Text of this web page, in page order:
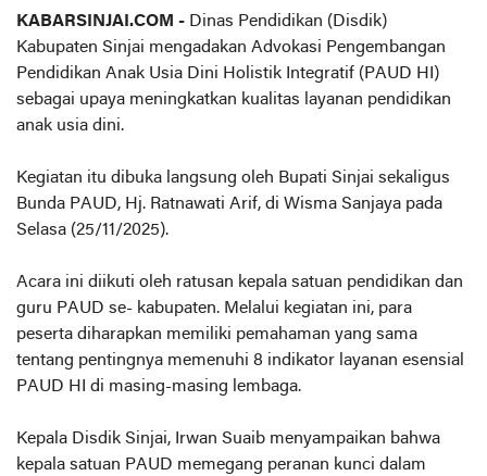
KABARSINJAI.COM - Dinas Pendidikan (Disdik)
Kabupaten Sinjai mengadakan Advokasi Pengembangan
Pendidikan Anak Usia Dini Holistik Integratif (PAUD HI)
sebagai upaya meningkatkan kualitas layanan pendidikan
anak usia dini.
Kegiatan itu dibuka langsung oleh Bupati Sinjai sekaligus
Bunda PAUD, Hj. Ratnawati Arif, di Wisma Sanjaya pada
Selasa (25/11/2025).
Acara ini diikuti oleh ratusan kepala satuan pendidikan dan
guru PAUD se- kabupaten. Melalui kegiatan ini, para
peserta diharapkan memiliki pemahaman yang sama
tentang pentingnya memenuhi 8 indikator layanan esensial
PAUD HI di masing-masing lembaga.
Kepala Disdik Sinjai, Irwan Suaib menyampaikan bahwa
kepala satuan PAUD memegang peranan kunci dalam